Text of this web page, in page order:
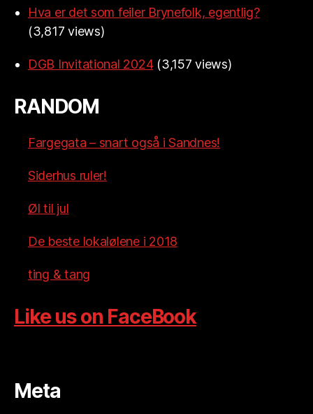
Hva er det som feiler Brynefolk, egentlig?
(3,817 views)
DGB Invitational 2024 (3,157 views)
RANDOM
Fargegata – snart også i Sandnes!
Siderhus ruler!
Øl til jul
De beste lokalølene i 2018
ting & tang
Like us on FaceBook
Meta